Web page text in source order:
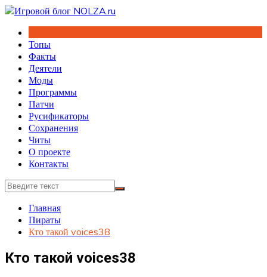
Перейти
содержимому
Топы
Факты
Деятели
Моды
Программы
Патчи
Русификаторы
Сохранения
Читы
О проекте
Контакты
Главная
Пираты
Кто такой voices38
Кто такой voices38